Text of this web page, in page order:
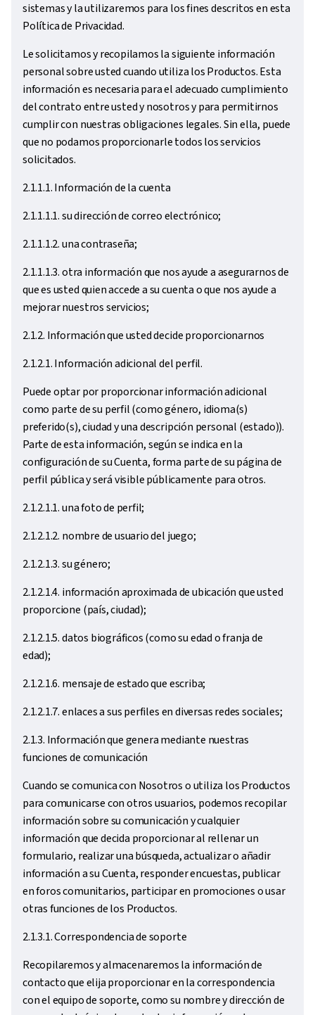
sistemas y la utilizaremos para los fines descritos en esta
Política de Privacidad.
Le solicitamos y recopilamos la siguiente información
personal sobre usted cuando utiliza los Productos. Esta
información es necesaria para el adecuado cumplimiento
del contrato entre usted y nosotros y para permitirnos
cumplir con nuestras obligaciones legales. Sin ella, puede
que no podamos proporcionarle todos los servicios
solicitados.
2.1.1.1. Información de la cuenta
2.1.1.1.1. su dirección de correo electrónico;
2.1.1.1.2. una contraseña;
2.1.1.1.3. otra información que nos ayude a asegurarnos de
que es usted quien accede a su cuenta o que nos ayude a
mejorar nuestros servicios;
2.1.2. Información que usted decide proporcionarnos
2.1.2.1. Información adicional del perfil.
Puede optar por proporcionar información adicional
como parte de su perfil (como género, idioma(s)
preferido(s), ciudad y una descripción personal (estado)).
Parte de esta información, según se indica en la
configuración de su Cuenta, forma parte de su página de
perfil pública y será visible públicamente para otros.
2.1.2.1.1. una foto de perfil;
2.1.2.1.2. nombre de usuario del juego;
2.1.2.1.3. su género;
2.1.2.1.4. información aproximada de ubicación que usted
proporcione (país, ciudad);
2.1.2.1.5. datos biográficos (como su edad o franja de
edad);
2.1.2.1.6. mensaje de estado que escriba;
2.1.2.1.7. enlaces a sus perfiles en diversas redes sociales;
2.1.3. Información que genera mediante nuestras
funciones de comunicación
Cuando se comunica con Nosotros o utiliza los Productos
para comunicarse con otros usuarios, podemos recopilar
información sobre su comunicación y cualquier
información que decida proporcionar al rellenar un
formulario, realizar una búsqueda, actualizar o añadir
información a su Cuenta, responder encuestas, publicar
en foros comunitarios, participar en promociones o usar
otras funciones de los Productos.
2.1.3.1. Correspondencia de soporte
Recopilaremos y almacenaremos la información de
contacto que elija proporcionar en la correspondencia
con el equipo de soporte, como su nombre y dirección de